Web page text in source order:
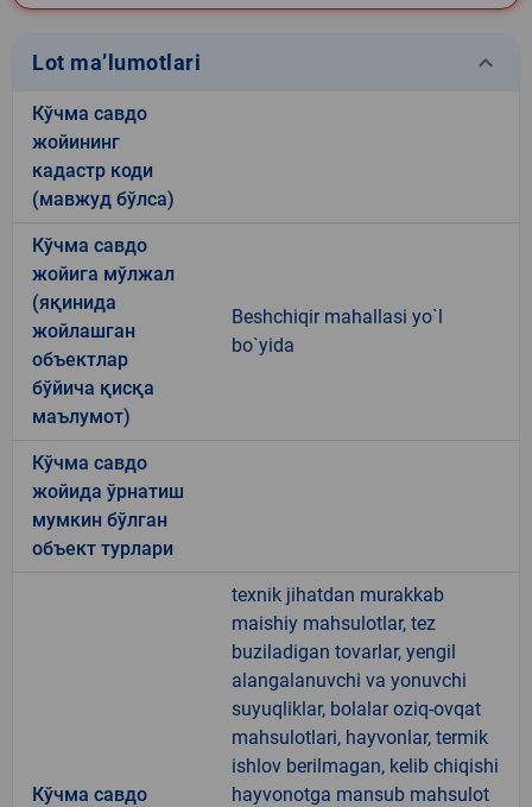
Lot ma’lumotlari keyboard_arrow_down
Кўчма савдо
жойининг
кадастр коди
(мавжуд бўлса)
Кўчма савдо
жойига мўлжал
(яқинида
жойлашган
объектлар
бўйича қисқа
маълумот)
Beshchiqir mahallasi yo`l
bo`yida
Кўчма савдо
жойида ўрнатиш
мумкин бўлган
объект турлари
Кўчма савдо
texnik jihatdan murakkab
maishiy mahsulotlar, tez
buziladigan tovarlar, yengil
alangalanuvchi va yonuvchi
suyuqliklar, bolalar oziq-ovqat
mahsulotlari, hayvonlar, termik
ishlov berilmagan, kelib chiqishi
hayvonotga mansub mahsulot